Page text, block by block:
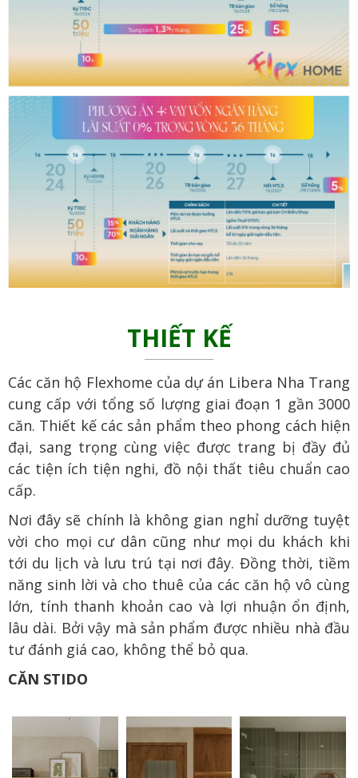
THIẾT KẾ
Các căn hộ Flexhome của dự án Libera Nha Trang
cung cấp với tổng số lượng giai đoạn 1 gần 3000
căn. Thiết kế các sản phẩm theo phong cách hiện
đại, sang trọng cùng việc được trang bị đầy đủ
các tiện ích tiện nghi, đồ nội thất tiêu chuẩn cao
cấp.
Nơi đây sẽ chính là không gian nghỉ dưỡng tuyệt
vời cho mọi cư dân cũng như mọi du khách khi
tới du lịch và lưu trú tại nơi đây. Đồng thời, tiềm
năng sinh lời và cho thuê của các căn hộ vô cùng
lớn, tính thanh khoản cao và lợi nhuận ổn định,
lâu dài. Bởi vậy mà sản phẩm được nhiều nhà đầu
tư đánh giá cao, không thể bỏ qua.
CĂN STIDO